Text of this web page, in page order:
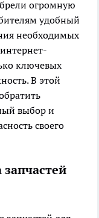
огромную
удобный
необходимых
ключевых
В этой
выбор и
своего